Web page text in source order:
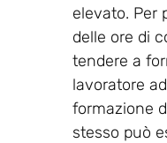
elevato. Per
delle ore di
tendere a
lavoratore
formazione
stesso può